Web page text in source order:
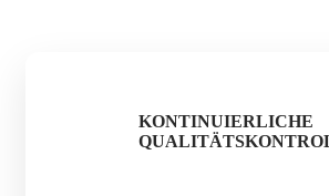
KONTINUIERLICHE